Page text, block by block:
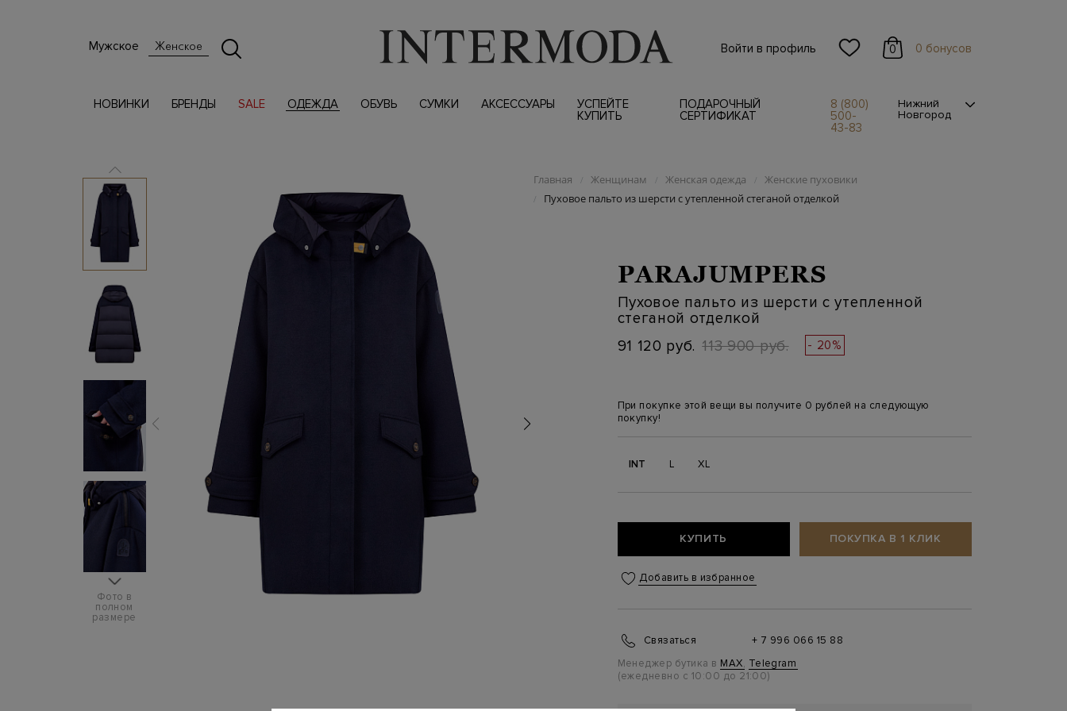
Мужское Женское Войти в профиль 0 0 бонусов
НОВИНКИ БРЕНДЫ SALE ОДЕЖДА ОБУВЬ СУМКИ АКСЕССУАРЫ
УСПЕЙТЕ
КУПИТЬ
ПОДАРОЧНЫЙ
СЕРТИФИКАТ
8 (800)
500-
43-83
Нижний
Новгород
Фото в
полном
размере
Главная / Женщинам / Женская одежда / Женские пуховики
/ Пуховое пальто из шерсти с утепленной стеганой отделкой
PARAJUMPERS
Пуховое пальто из шерсти с утепленной
стеганой отделкой
91 120 руб. 113 900 руб. - 20%
При покупке этой вещи вы получите 0 рублей на следующую
покупку!
INT L XL
КУПИТЬ ПОКУПКА В 1 КЛИК
Добавить в избранное
Связаться
+ 7 996 066 15 88
Менеджер бутика в MAX, Telegram
(ежедневно с 10:00 до 21:00)